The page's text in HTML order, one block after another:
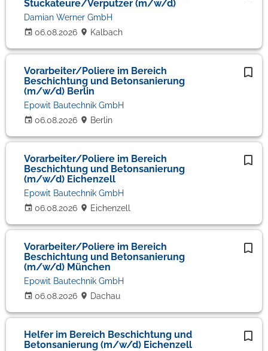
Stuckateure/Verputzer (m/w/d)
06.08.2026
Damian Werner GmbH
Kalbach
Vorarbeiter/Poliere im Bereich
Beschichtung und Betonsanierung
(m/w/d) Berlin
06.08.2026
Epowit Bautechnik GmbH
Berlin
Vorarbeiter/Poliere im Bereich
Beschichtung und Betonsanierung
(m/w/d) Eichenzell
06.08.2026
Epowit Bautechnik GmbH
Eichenzell
Vorarbeiter/Poliere im Bereich
Beschichtung und Betonsanierung
(m/w/d) München
06.08.2026
Epowit Bautechnik GmbH
Dachau
Helfer im Bereich Beschichtung und
Betonsanierung (m/w/d) Eichenzell